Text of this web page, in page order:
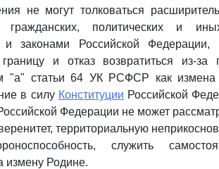
не могут толковаться
политических и
и законами Российской Федерации,
и отказ возвратиться из-за
"а" статьи 64 УК РСФСР как измена
в силу Конституции Российской
Федерации не может
территориальную
служить
измену Родине.